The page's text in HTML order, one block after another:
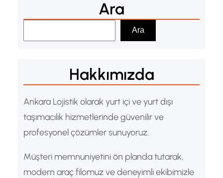
Ara
r
Ara
Hakkımızda
Ankara Lojistik olarak yurt içi ve yurt dışı
taşımacılık hizmetlerinde güvenilir ve
profesyonel çözümler sunuyoruz.
Müşteri memnuniyetini ön planda tutarak,
modern araç filomuz ve deneyimli ekibimizle